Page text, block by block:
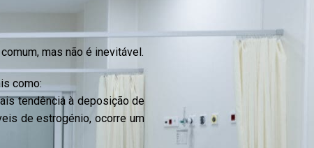
mas não é inevitável.
como:
tendência à deposição de
de estrogénio, ocorre um